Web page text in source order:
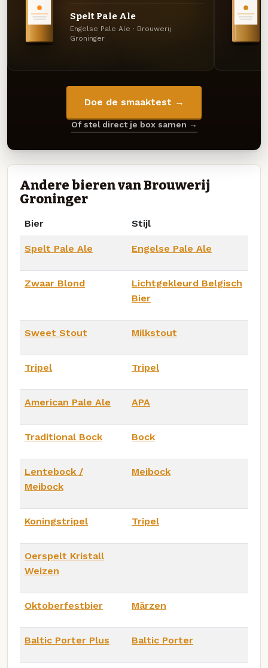
Spelt Pale Ale
Engelse Pale Ale · Brouwerij
Groninger
Doe de smaaktest →
Of stel direct je box samen →
Andere bieren van Brouwerij
Groninger
Bier Stijl
Spelt Pale Ale Engelse Pale Ale
Zwaar Blond
Lichtgekleurd Belgisch
Bier
Sweet Stout Milkstout
Tripel Tripel
American Pale Ale APA
Traditional Bock Bock
Lentebock /
Meibock
Meibock
Koningstripel Tripel
Oerspelt Kristall
Weizen
Oktoberfestbier Märzen
Baltic Porter Plus Baltic Porter